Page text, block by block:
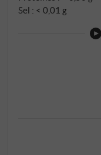
Sel : < 0,01 g